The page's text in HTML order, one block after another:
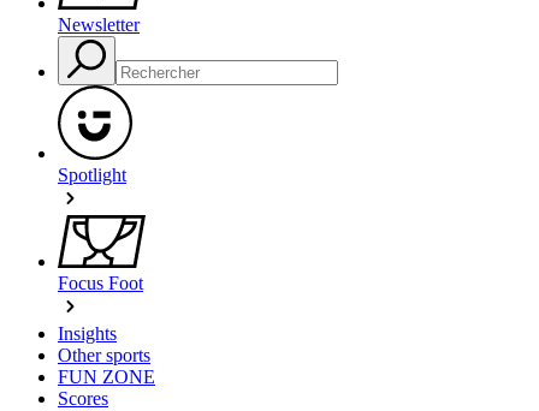
Newsletter
Spotlight
Focus Foot
Insights
Other sports
FUN ZONE
Scores